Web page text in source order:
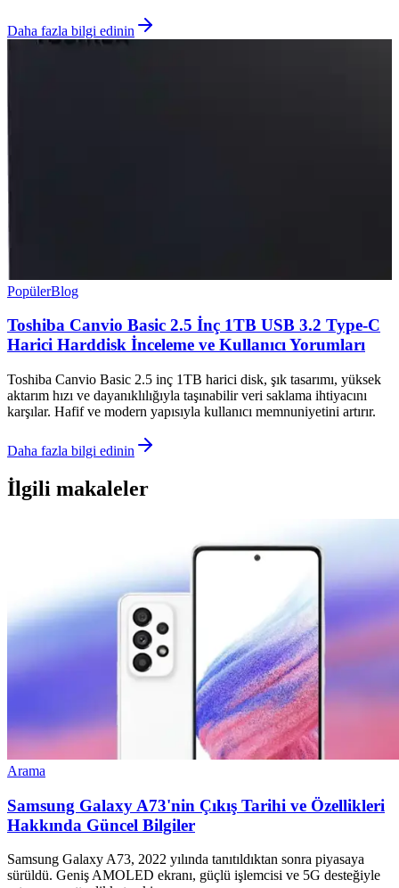
Daha fazla bilgi edinin
PopülerBlog
Toshiba Canvio Basic 2.5 İnç 1TB USB 3.2 Type-C
Harici Harddisk İnceleme ve Kullanıcı Yorumları
Toshiba Canvio Basic 2.5 inç 1TB harici disk, şık tasarımı, yüksek
aktarım hızı ve dayanıklılığıyla taşınabilir veri saklama ihtiyacını
karşılar. Hafif ve modern yapısıyla kullanıcı memnuniyetini artırır.
Daha fazla bilgi edinin
İlgili makaleler
Arama
Samsung Galaxy A73'nin Çıkış Tarihi ve Özellikleri
Hakkında Güncel Bilgiler
Samsung Galaxy A73, 2022 yılında tanıtıldıktan sonra piyasaya
sürüldü. Geniş AMOLED ekranı, güçlü işlemcisi ve 5G desteğiyle